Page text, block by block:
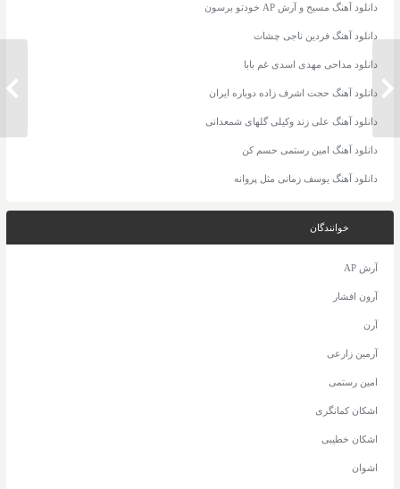
فرزین
دانلود آهنگ مسیح و آرش AP خودتو برسون
دانلود آهنگ فردین ناجی چشات
دانلود مداحی مهدی اسدی غم بابا
دانلود آهنگ حجت اشرف زاده دوباره ایران
دانلود آهنگ علی زند وکیلی گلهای شمعدانی
دانلود آهنگ امین رستمی حسم کن
دانلود آهنگ یوسف زمانی مثل پروانه
خوانندگان
آرش AP
آرون افشار
آرن
آرمین زارعی
امین رستمی
اشکان کمانگری
اشکان خطیبی
اشوان